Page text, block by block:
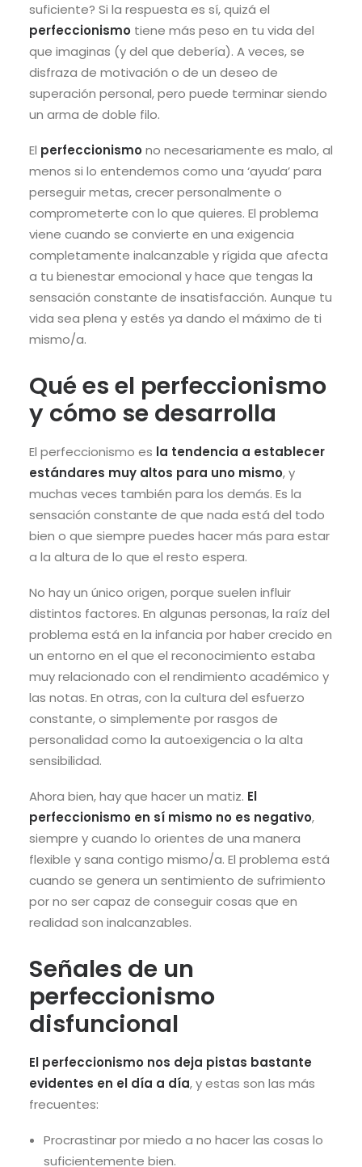
suficiente? Si la respuesta es sí, quizá el
perfeccionismo tiene más peso en tu vida del
que imaginas (y del que debería). A veces, se
disfraza de motivación o de un deseo de
superación personal, pero puede terminar siendo
un arma de doble filo.
El perfeccionismono necesariamente es malo, al
menos si lo entendemos como una ‘ayuda’ para
perseguir metas, crecer personalmente o
comprometerte con lo que quieres. El problema
viene cuando se convierte en una exigencia
completamente inalcanzable y rígida que afecta
a tu bienestar emocional y hace que tengas la
sensación constante de insatisfacción. Aunque tu
vida sea plena y estés ya dando el máximo de ti
mismo/a.
Qué es el perfeccionismo
y cómo se desarrolla
El perfeccionismo es la tendencia a establecer
estándares muy altos para uno mismo, y
muchas veces también para los demás. Es la
sensación constante de que nada está del todo
bien o que siempre puedes hacer más para estar
a la altura de lo que el resto espera.
No hay un único origen, porque suelen influir
distintos factores. En algunas personas, la raíz del
problema está en la infancia por haber crecido en
un entorno en el que el reconocimiento estaba
muy relacionado con el rendimiento académico y
las notas. En otras, con la cultura del esfuerzo
constante, o simplemente por rasgos de
personalidad como la autoexigencia o la alta
sensibilidad.
Ahora bien, hay que hacer un matiz. El
perfeccionismo en sí mismo no es negativo,
siempre y cuando lo orientes de una manera
flexible y sana contigo mismo/a. El problema está
cuando se genera un sentimiento de sufrimiento
por no ser capaz de conseguir cosas que en
realidad son inalcanzables.
Señales de un
perfeccionismo
disfuncional
El perfeccionismo nos deja pistas bastante
evidentes en el día a día, y estas son las más
frecuentes:
Procrastinar por miedo a no hacer las cosas lo
suficientemente bien.